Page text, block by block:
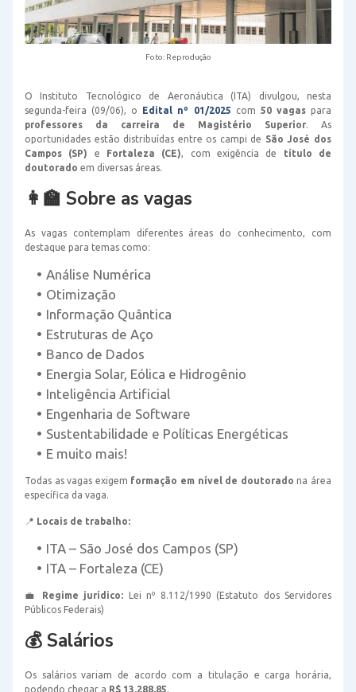
Foto: Reprodução
O Instituto Tecnológico de Aeronáutica (ITA) divulgou, nesta
segunda-feira (09/06), o Edital nº 01/2025 com 50 vagaspara
professores da carreira de Magistério Superior. As
oportunidades estão distribuídas entre os campi de São José dos
Campos (SP)
e Fortaleza (CE), com exigência de título de
doutorado em diversas áreas.
👩‍🏫 Sobre as vagas
As vagas contemplam diferentes áreas do conhecimento, com
destaque para temas como:
Análise Numérica
Otimização
Informação Quântica
Estruturas de Aço
Banco de Dados
Energia Solar, Eólica e Hidrogênio
Inteligência Artificial
Engenharia de Software
Sustentabilidade e Políticas Energéticas
E muito mais!
Todas as vagas exigem formação em nível de doutorado na área
específica da vaga.
📍 Locais de trabalho:
ITA – São José dos Campos (SP)
ITA – Fortaleza (CE)
💼 Regime jurídico: Lei nº 8.112/1990 (Estatuto dos Servidores
Públicos Federais)
💰 Salários
Os salários variam de acordo com a titulação e carga horária,
podendo chegar a R$ 13.288,85.